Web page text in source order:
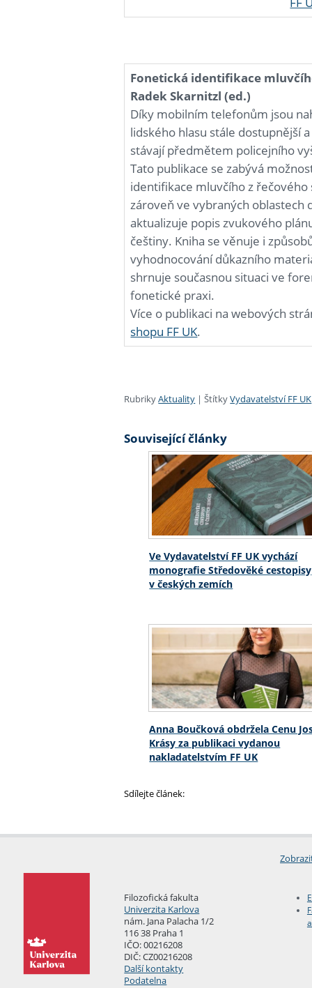
Fonetická identifikace
Radek Skarnitzl (ed.)
Díky mobilním telefonům jsou
lidského hlasu stále dostupnější
stávají předmětem policejního
Tato publikace se zabývá
identifikace mluvčího z řečového
zároveň ve vybraných oblastech
aktualizuje popis zvukového
češtiny. Kniha se věnuje i
vyhodnocování důkazního
shrnuje současnou situaci ve
fonetické praxi.
Více o publikaci na webových
shopu FF UK.
RubrikyAktuality |ŠtítkyVydavatelství FF UK
Související články
Ve Vydavatelství FF UK vychází
monografie Středověké cestopisy
v českých zemích
Anna Boučková obdržela Cenu
Krásy za publikaci vydanou
nakladatelstvím FF UK
Sdílejte článek:
Filozofická fakulta
Univerzita Karlova
nám. Jana Palacha 1/2
116 38 Praha 1
IČO: 00216208
DIČ: CZ00216208
Další kontakty
Podatelna